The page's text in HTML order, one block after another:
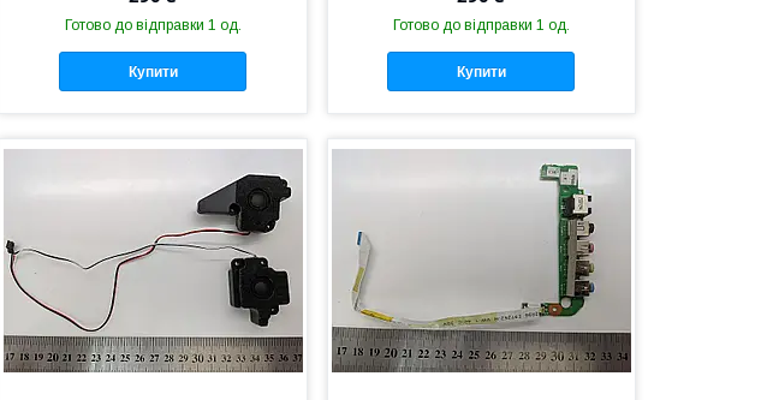
Готово до відправки 1 од.
Купити
Готово до відправки 1 од.
Купити